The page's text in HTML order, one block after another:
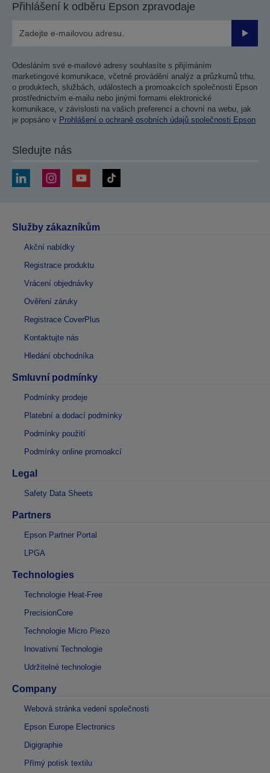
Přihlášení k odběru Epson zpravodaje
Odesláním své e-mailové adresy souhlasíte s přijímáním
marketingové komunikace, včetně provádění analýz a průzkumů trhu,
o produktech, službách, událostech a promoakcích společnosti Epson
prostřednictvím e-mailu nebo jinými formami elektronické
komunikace, v závislosti na vašich preferencí a chovní na webu, jak
je popsáno v Prohlášení o ochraně osobních údajů společnosti Epson
Sledujte nás
Služby zákazníkům
Akční nabídky
Registrace produktu
Vrácení objednávky
Ověření záruky
Registrace CoverPlus
Kontaktujte nás
Hledání obchodníka
Smluvní podmínky
Podmínky prodeje
Platební a dodací podmínky
Podmínky použití
Podmínky online promoakcí
Legal
Safety Data Sheets
Partners
Epson Partner Portal
LPGA
Technologies
Technologie Heat-Free
PrecisionCore
Technologie Micro Piezo
Inovativní Technologie
Udržitelné technologie
Company
Webová stránka vedení společnosti
Epson Europe Electronics
Digigraphie
Přímý potisk textilu